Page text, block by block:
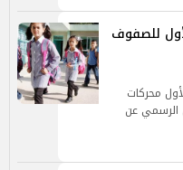
للصفوف
محركات
الرسمي عن